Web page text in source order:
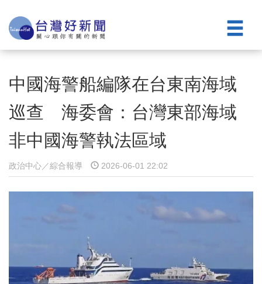
中國海警船編隊在台東南海域
巡查 海委會：台灣東部海域
非中國海警執法區域
政治中心／綜合報導 2026-06-01 22:02